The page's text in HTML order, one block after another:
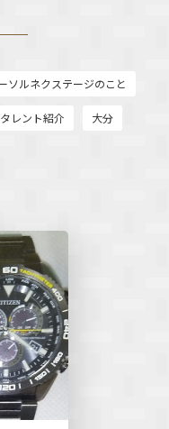
ソルネクステージのこと
タレント紹介 大分